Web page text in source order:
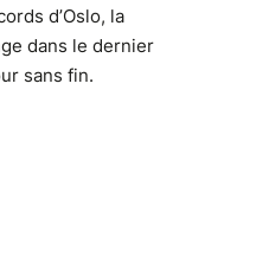
d’Oslo, la
dans le dernier
sans fin.